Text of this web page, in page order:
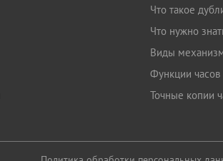
Что такое
Что нужно
Виды
Функции часов
Точные копии